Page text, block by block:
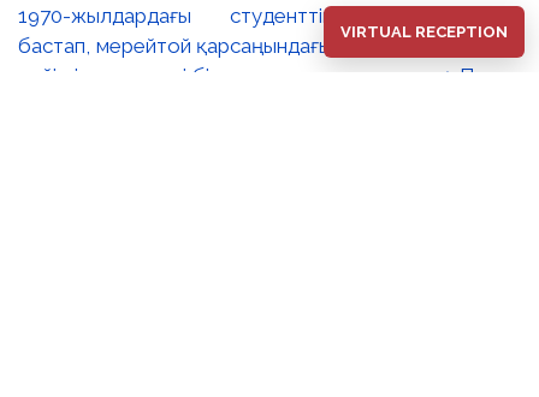
1970-жылдардағы студенттік туындыларынан
бастап, мерейтой қарсаңындағы соңғы еңбектеріне
дейінгі әр кезеңді бір арнаға тоғыстырады. 🔸Павел
VIRTUAL RECEPTION